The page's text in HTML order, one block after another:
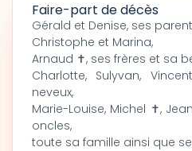
Faire-part de décès
Gérald et Denise, ses
Christophe et Marina,
Arnaud ✝, ses frères et sa
Charlotte, Sulyvan,
neveux,
Marie-Louise, Michel ✝,
oncles,
toute sa famille ainsi que